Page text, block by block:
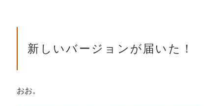
新しいバージョンが届いた！
おお。